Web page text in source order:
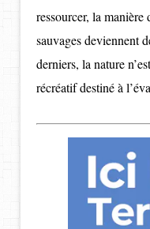
ressourcer, la manière
sauvages deviennent
derniers, la nature
récréatif destiné à